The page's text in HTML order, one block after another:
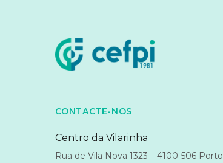
CONTACTE-NOS
Centro da Vilarinha
Rua de Vila Nova 1323 – 4100-506 Porto